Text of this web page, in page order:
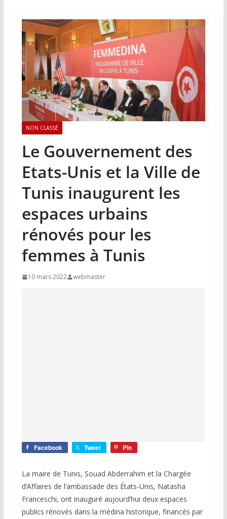
NON CLASSÉ
Le Gouvernement des
Etats-Unis et la Ville de
Tunis inaugurent les
espaces urbains
rénovés pour les
femmes à Tunis
10 mars 2022 webmaster
Facebook Tweet Pin
La maire de Tunis, Souad Abderrahim et la Chargée
d’Affaires de l’ambassade des États-Unis, Natasha
Franceschi, ont inauguré aujourd’hui deux espaces
publics rénovés dans la médina historique, financés par